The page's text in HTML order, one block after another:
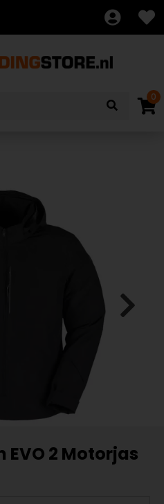
0
EVO 2 Motorjas